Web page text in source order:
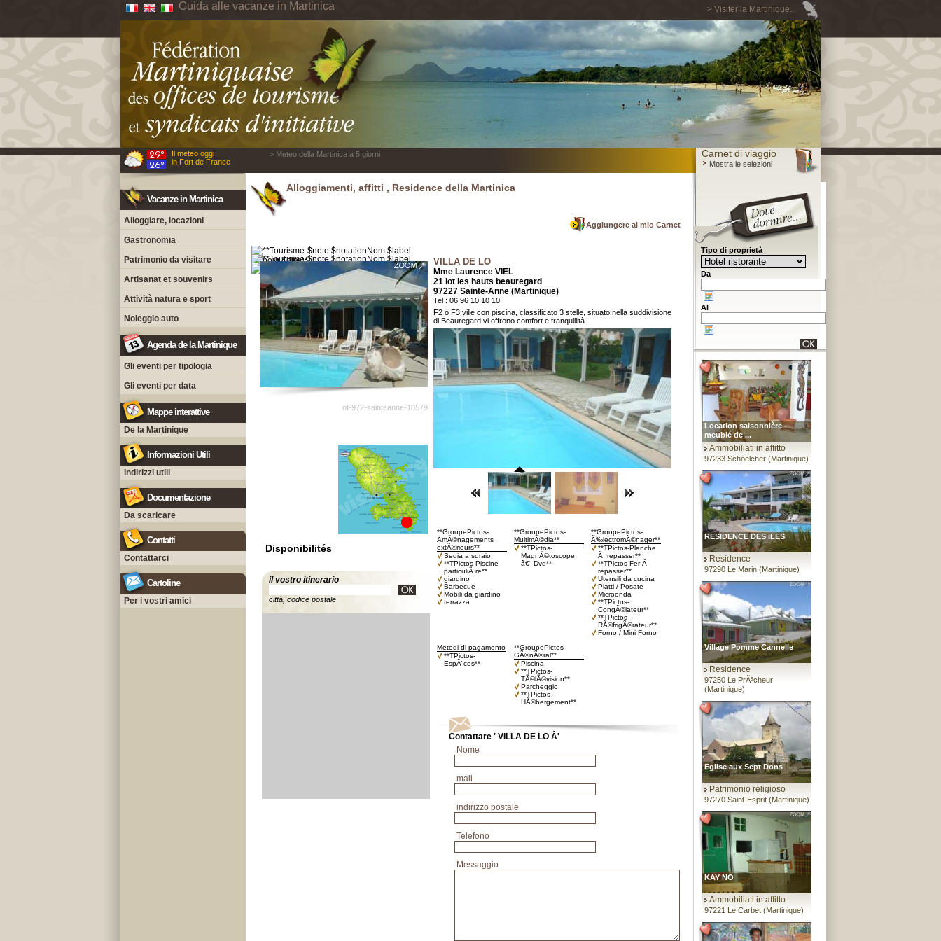
> Visiter la Martinique...
Guida alle vacanze in Martinica
Il meteo oggi
in Fort de France
> Meteo della Martinica a 5 giorni Carnet di viaggio
Mostra le selezioni
Vacanze in Martinica
Alloggiare, locazioni
Gastronomia
Patrimonio da visitare
Artisanat et souvenirs
Attività natura e sport
Noleggio auto
Agenda de la Martinique
Gli eventi per tipologia
Gli eventi per data
Mappe interattive
De la Martinique
Informazioni Utili
Indirizzi utili
Documentazione
Da scaricare
Contatti
Contattarci
Cartoline
Per i vostri amici
Alloggiamenti, affitti , Residence della Martinica
Aggiungere al mio Carnet
ot-972-sainteanne-10579
Disponibilités
il vostro itinerario
città, codice postale
VILLA DE LO
Mme Laurence VIEL
21 lot les hauts beauregard
97227 Sainte-Anne (Martinique)
Tel : 06 96 10 10 10
F2 o F3 ville con piscina, classificato 3 stelle, situato nella suddivisione
di Beauregard vi offrono comfort e tranquillità.
**GroupePictos-
AmÃ©nagements
extÃ©rieurs**
Sedia a sdraio
**TPictos-Piscine
particuliÃ¨re**
giardino
Barbecue
Mobili da giardino
terrazza
**GroupePictos-
MultimÃ©dia**
**TPictos-
MagnÃ©toscope
â€“ Dvd**
**GroupePictos-
Ã‰lectromÃ©nager**
**TPictos-Planche
Ã repasser**
**TPictos-Fer Ã
repasser**
Utensili da cucina
Piatti / Posate
Microonda
**TPictos-
CongÃ©lateur**
**TPictos-
RÃ©frigÃ©rateur**
Forno / Mini Forno
Metodi di pagamento
**TPictos-
EspÃ¨ces**
**GroupePictos-
GÃ©nÃ©ral**
Piscina
**TPictos-
TÃ©lÃ©vision**
Parcheggio
**TPictos-
HÃ©bergement**
Contattare ' VILLA DE LO Â'
Nome
mail
indirizzo postale
Telefono
Messaggio
Tipo di proprietà
Da
Al
Location saisonnière -
meublé de ...
Ammobiliati in affitto
97233 Schoelcher (Martinique)
RESIDENCE DES ILES
Residence
97290 Le Marin (Martinique)
Village Pomme Cannelle
Residence
97250 Le PrÃªcheur
(Martinique)
Eglise aux Sept Dons
Patrimonio religioso
97270 Saint-Esprit (Martinique)
KAY NO
Ammobiliati in affitto
97221 Le Carbet (Martinique)